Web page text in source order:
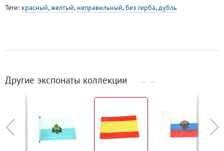
Теги: красный,желтый, неправильный,без герба,дубль
Другие экспонаты коллекции ← →